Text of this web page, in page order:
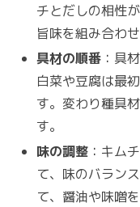
チとだしの相性
旨味を組み合わ
具材の順番 ：具
白菜や豆腐は最
す。変わり種具
す。
味の調整 ：キム
て、味のバラン
て、醤油や味噌